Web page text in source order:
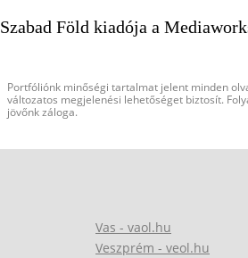
Föld kiadója a
Portfóliónk minőségi tartalmat jelent minden
változatos megjelenési lehetőséget biztosít.
jövőnk záloga.
Vas - vaol.hu
Veszprém - veol.hu